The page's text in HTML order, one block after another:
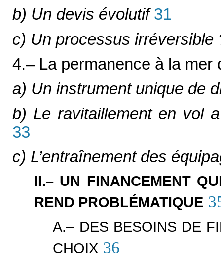
b) Un devis évolutif 31
c) Un processus irréversible
4.– La permanence à la
a) Un instrument unique de
b) Le ravitaillement en vol
33
c) L’entraînement des
II.– UN FINANCEMENT
REND PROBLÉMATIQUE
A.– DES BESOINS DE
CHOIX 36